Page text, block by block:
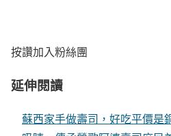
按讚加入粉絲團
延伸閱讀
蘇西家手做壽司，好吃平價是